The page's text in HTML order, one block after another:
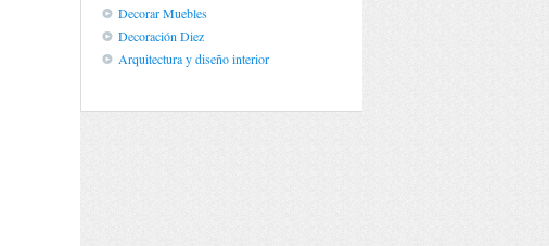
Decorar Muebles
Decoración Diez
Arquitectura y diseño interior